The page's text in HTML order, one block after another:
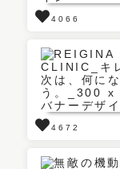
4066
4672